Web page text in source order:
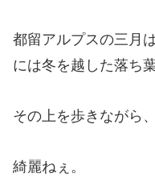
都留アルプスの三月
には冬を越した落ち
その上を歩きながら
綺麗ねぇ。